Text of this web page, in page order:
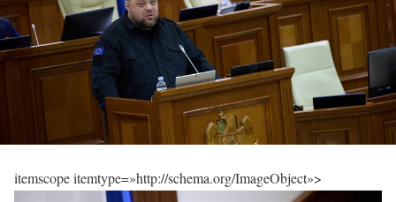
itemscope itemtype=»http://schema.org/ImageObject»>